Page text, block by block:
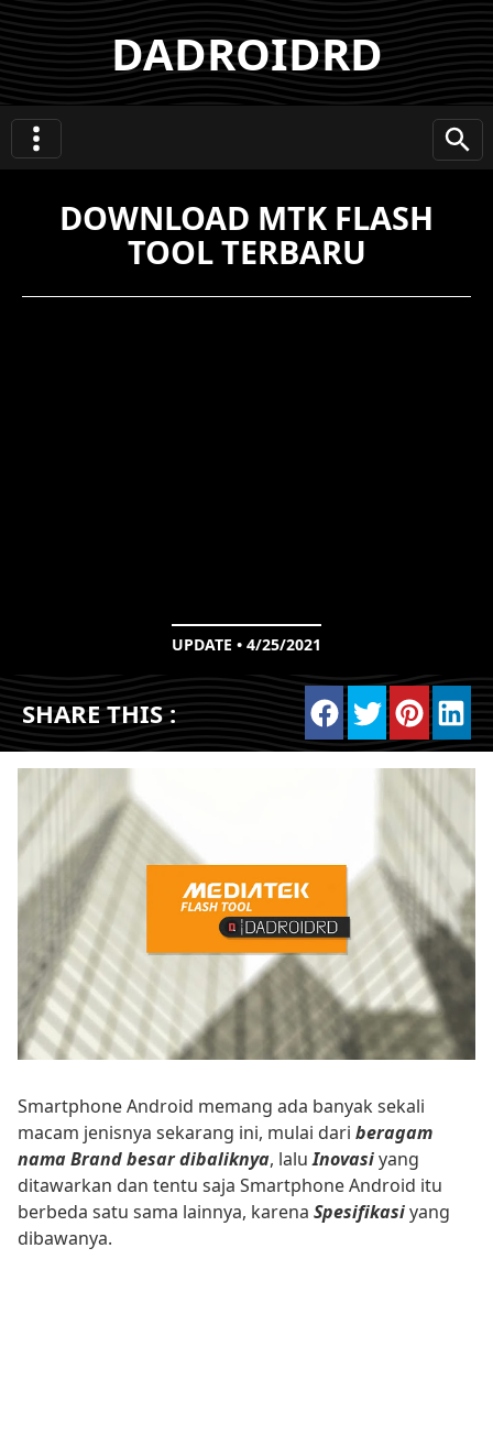
DADROIDRD
DOWNLOAD MTK FLASH
TOOL TERBARU
UPDATE • 4/25/2021
SHARE THIS :
Smartphone Android memang ada banyak sekali
macam jenisnya sekarang ini, mulai dari beragam
nama Brand besar dibaliknya, laluInovasiyang
ditawarkan dan tentu saja Smartphone Android itu
berbeda satu sama lainnya, karena Spesifikasiyang
dibawanya.